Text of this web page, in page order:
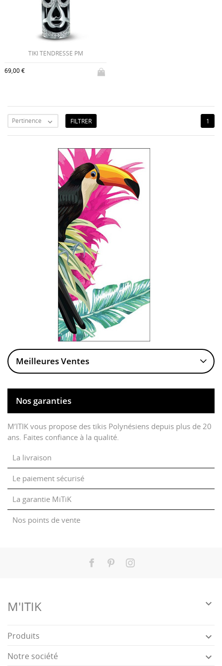
Meilleures Ventes
Nos garanties
M’ITIK vous propose des tikis Polynésiens depuis plus de 20
ans. Faites confiance à la qualité.
La livraison
Le paiement sécurisé
La garantie MiTiK
Nos points de vente
TIKI TENDRESSE PM
69,00 €
Pertinence  FILTRER 1
Facebook
PinterestInstagram
M'ITIK 
Produits 
Notre société 